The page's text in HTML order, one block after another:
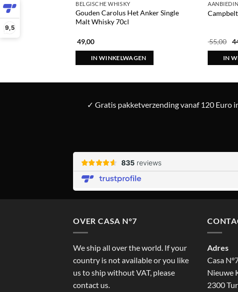
9,5
BELGISCHE WHISKY
Gouden Carolus Het Anker Single
Malt Whisky 70cl
49,00
IN WINKELWAGEN
55,00
€
IN
✓ Gratis pakketverzending vanaf 120 Euro
OVER CASA N°7
We ship all over the world. If your
country is not available or you like
us to ship without VAT, please
contact us.
Adres
Casa
Nieuwe
2300